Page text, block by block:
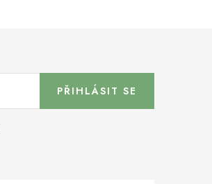
PŘIHLÁSIT SE